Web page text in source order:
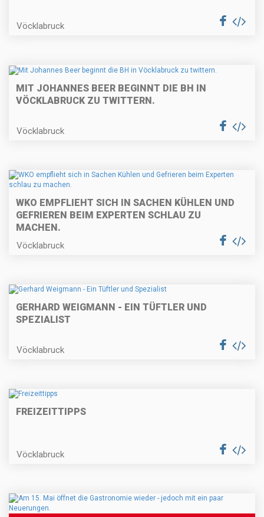
Vöcklabruck
MIT JOHANNES BEER BEGINNT DIE BH IN
VÖCKLABRUCK ZU TWITTERN.
Vöcklabruck
WKO EMPFLIEHT SICH IN SACHEN KÜHLEN UND
GEFRIEREN BEIM EXPERTEN SCHLAU ZU
MACHEN.
Vöcklabruck
GERHARD WEIGMANN - EIN TÜFTLER UND
SPEZIALIST
Vöcklabruck
FREIZEITTIPPS
Vöcklabruck